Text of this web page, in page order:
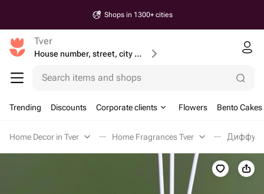
Shops in 1300+ cities
Tver
House number, street, city or postcode
Search items and shops
Trending Discounts Corporate clients Flowers Bento Cakes
Home Decor in Tver Home Fragrances Tver